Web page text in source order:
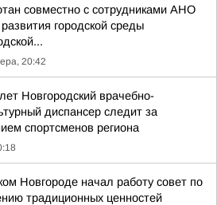
совместно с сотрудниками АНО
городской среды
20:42
Новгородский врачебно-
диспансер следит за
спортсменов региона
Новгороде начал работу совет по
традиционных ценностей